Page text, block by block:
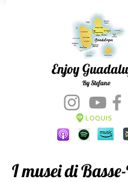
Enjoy
By Stefano
I musei di